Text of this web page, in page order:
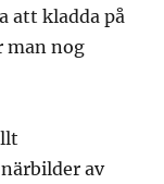
att kladda på
man nog
av